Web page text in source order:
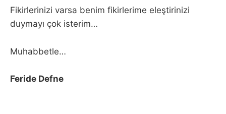
Fikirlerinizi varsa benim fikirlerime eleştirinizi
duymayı çok isterim…
Muhabbetle…
Feride Defne